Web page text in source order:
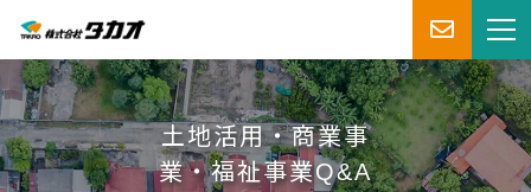
土地活用・商業事
業・福祉事業Q&A